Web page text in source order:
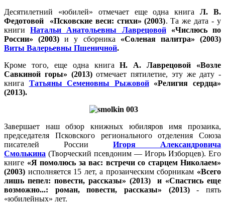
Десятилетний «юбилей» отмечает еще одна книгаЛ. В.
Федотовой «Псковские веси: стихи» (2003). Та же дата - у
книгиНатальи Анатольевны Лаврецовой«Числюсь по
России» (2003) и у сборника «Соленая палитра» (2003)
Виты Валерьевны Пшеничной.
Кроме того, еще одна книгаН. А. Лаврецовой «Возле
Савкиной горы» (2013)отмечает пятилетие, эту же дату -
книга Татьяны Семеновны Рыжовой«Религия сердца»
(2013).
Завершает наш обзор книжных юбиляров имя прозаика,
председателя Псковского регионального отделения Союза
писателей России Игоря Александровича
Смолькина (Творческий псевдоним — Игорь Изборцев). Его
книге «Я помолюсь за вас: встречи со старцем Николаем»
(2003) исполняется 15 лет, а прозаическим сборникам «Всего
лишь пепел: повести, рассказы» (2013) и «Спастись еще
возможно...: роман, повести, рассказы» (2013)- пять
«юбилейных» лет.